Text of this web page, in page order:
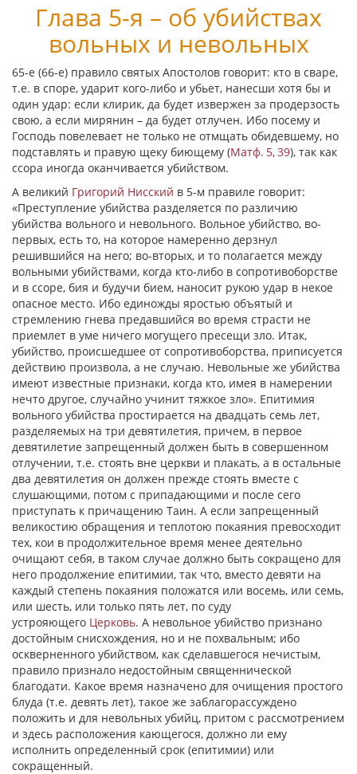
Глава 5-я – об убийствах
вольных и невольных
65-е (66-е) правило святых Апостолов говорит: кто в сваре,
т.е. в споре, ударит кого-либо и убьет, нанесши хотя бы и
один удар: если клирик, да будет извержен за продерзость
свою, а если мирянин – да будет отлучен. Ибо посему и
Господь повелевает не только не отмщать обидевшему, но
подставлять и правую щеку биющему (Матф. 5, 39), так как
ссора иногда оканчивается убийством.
А великий Григорий Нисский в 5-м правиле говорит:
«Преступление убийства разделяется по различию
убийства вольного и невольного. Вольное убийство, во-
первых, есть то, на которое намеренно дерзнул
решившийся на него; во-вторых, и то полагается между
вольными убийствами, когда кто-либо в сопротивоборстве
и в ссоре, бия и будучи бием, наносит рукою удар в некое
опасное место. Ибо единожды яростью объятый и
стремлению гнева предавшийся во время страсти не
приемлет в уме ничего могущего пресещи зло. Итак,
убийство, происшедшее от сопротивоборства, приписуется
действию произвола, а не случаю. Невольные же убийства
имеют известные признаки, когда кто, имея в намерении
нечто другое, случайно учинит тяжкое зло». Епитимия
вольного убийства простирается на двадцать семь лет,
разделяемых на три девятилетия, причем, в первое
девятилетие запрещенный должен быть в совершенном
отлучении, т.е. стоять вне церкви и плакать, а в остальные
два девятилетия он должен прежде стоять вместе с
слушающими, потом с припадающими и после сего
приступать к причащению Таин. А если запрещенный
великостию обращения и теплотою покаяния превосходит
тех, кои в продолжительное время менее деятельно
очищают себя, в таком случае должно быть сокращено для
него продолжение епитимии, так что, вместо девяти на
каждый степень покаяния положатся или восемь, или семь,
или шесть, или только пять лет, по суду
устрояющего Церковь. А невольное убийство признано
достойным снисхождения, но и не похвальным; ибо
оскверненного убийством, как сделавшегося нечистым,
правило признало недостойным священнической
благодати. Какое время назначено для очищения простого
блуда (т.е. девять лет), такое же заблагорассуждено
положить и для невольных убийц, притом с рассмотрением
и здесь расположения кающегося, должно ли ему
исполнить определенный срок (епитимии) или
сокращенный.